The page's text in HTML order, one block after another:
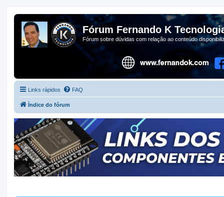
Fórum Fernando K
Fórum sobre dúvidas com relação ao conteúdo
Links rápidos FAQ
Índice do fórum